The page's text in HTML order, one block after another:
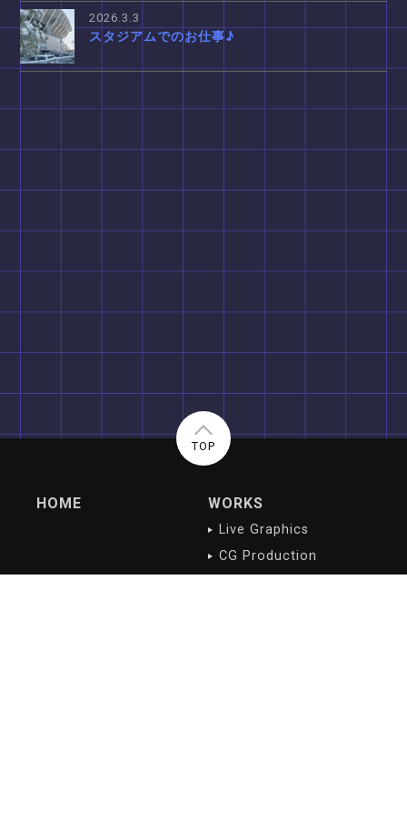
2026.3.3
スタジアムでのお仕事♪
TOP
HOME WORKS
Live Graphics
CG Production